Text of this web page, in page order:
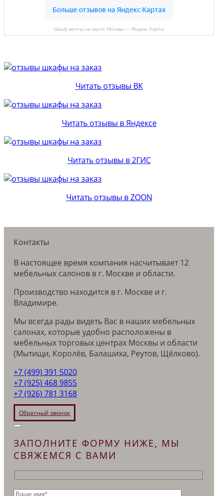
Шкаф мечты на карте Москвы — Яндекс Карты
Читать отзывы ВК
Читать отзывы в Яндексе
Читать отзывы в 2ГИС
Читать отзывы в ZOON
Контакты
В настоящее время компания насчитывает 12
мебельных салонов в г. Москве и области.
Производство находится в г. Москве и г.
Владимире.
Мы всегда рады видеть Вас в наших мебельных
салонах, которые удобно расположены в
мебельных торговых центрах Москвы и области
(Мытищи, Королёв, Балашиха, Реутов, Щёлково).
+7 (499) 391 5020
+7 (925) 468 9855
+7 (926) 781 3168
Обратный звонок
ЗАПОЛНИТЕ ФОРМУ НИЖЕ, МЫ
СВЯЖЕМСЯ С ВАМИ